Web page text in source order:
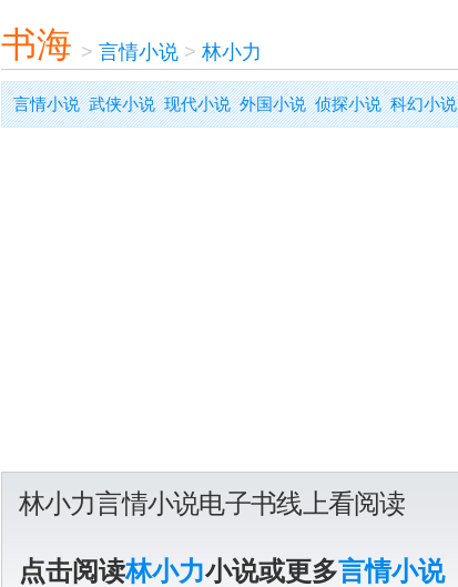
书海 > 言情小说> 林小力
言情小说 武侠小说 现代小说 外国小说 侦探小说 科幻小说
林小力言情小说电子书线上看阅读
点击阅读林小力小说或更多言情小说